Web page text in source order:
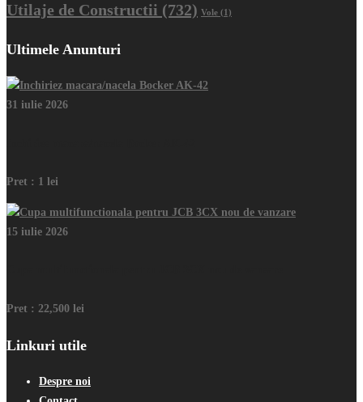
Utilaje de Constructii (732) Vole (1)
Ultimele Anunturi
31 iulie 2026
Pret : 1 lei
15 iulie 2026
Pret : 22,500 lei
Linkuri utile
Despre noi